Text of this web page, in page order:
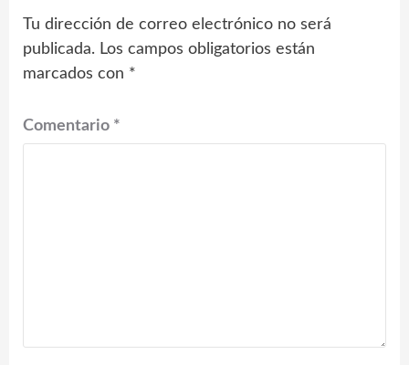
Tu dirección de correo electrónico no será
publicada. Los campos obligatorios están
marcados con *
Comentario *